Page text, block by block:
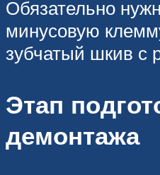
Обязательно
минусовую
зубчатый шкив с
Этап
демонтажа